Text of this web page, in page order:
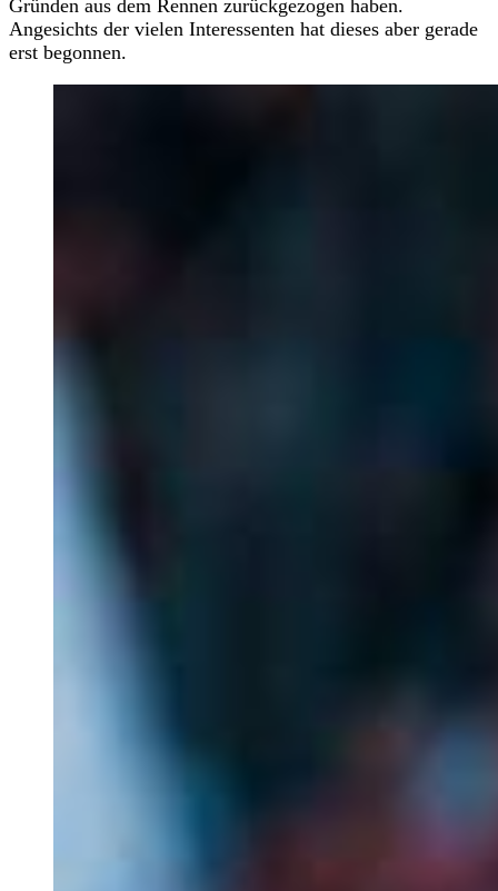
Gründen aus dem Rennen zurückgezogen haben.
Angesichts der vielen Interessenten hat dieses aber gerade
erst begonnen.